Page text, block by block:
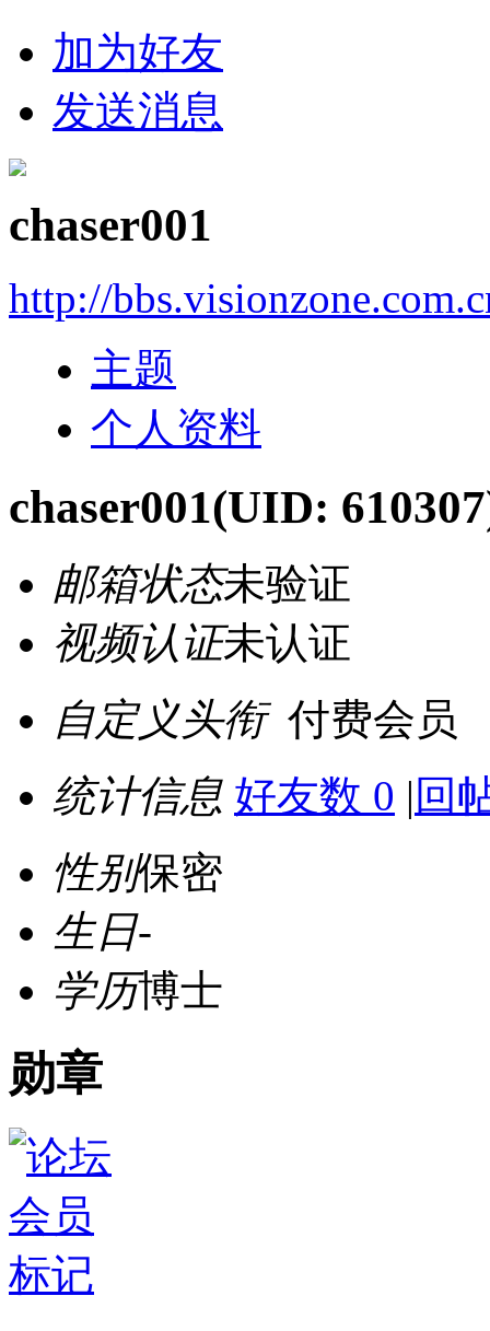
加为好友
发送消息
chaser001
http://
主题
个人资料
chaser001(UID:
邮箱状态未验证
视频认证未认证
自定义头衔 付费会员
统计信息 好友数 0 | 回
性别保密
生日-
学历博士
勋章